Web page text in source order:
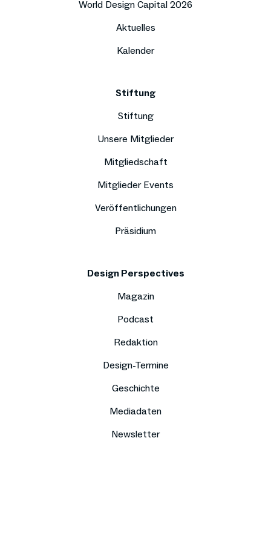
World Design Capital 2026
Aktuelles
Kalender
Stiftung
Stiftung
Unsere Mitglieder
Mitgliedschaft
Mitglieder Events
Veröffentlichungen
Präsidium
Design Perspectives
Magazin
Podcast
Redaktion
Design-Termine
Geschichte
Mediadaten
Newsletter